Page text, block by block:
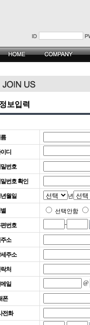
보입력
디
번호
번호 확인
월일 년
선택안함
번호 -
소
주소
처
일 @
폰
전화